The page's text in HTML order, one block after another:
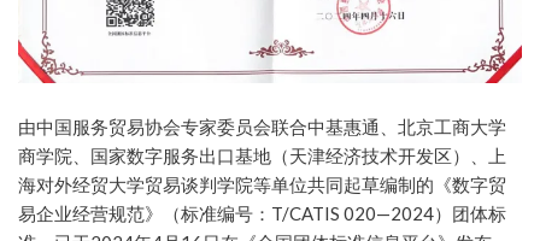
由中国服务贸易协会专家委员会联合中基惠通、北京工商大学
商学院、国家数字服务出口基地（天津经济技术开发区）、上
海对外经贸大学贸易谈判学院等单位共同起草编制的《数字贸
易企业经营规范》（标准编号：T/CATIS 020—2024）团体标